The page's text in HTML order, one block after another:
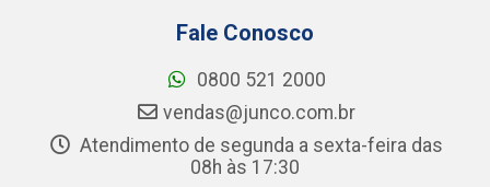
Fale Conosco
0800 521 2000
vendas@junco.com.br
Atendimento de segunda a sexta-feira das
08h às 17:30